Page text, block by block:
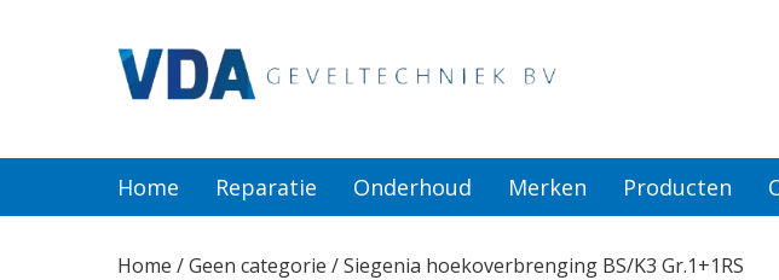
Home Reparatie Onderhoud Merken Producten
Home /Geen categorie / Siegenia hoekoverbrenging BS/K3 Gr.1+1RS